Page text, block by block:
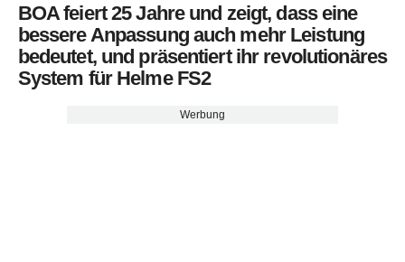
BOA feiert 25 Jahre und zeigt, dass eine
bessere Anpassung auch mehr Leistung
bedeutet, und präsentiert ihr revolutionäres
System für Helme FS2
Werbung